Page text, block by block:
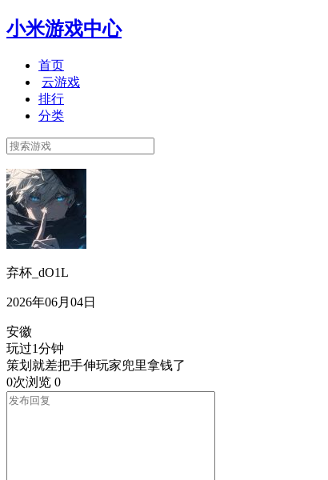
小米游戏中心
首页
云游戏
排行
分类
弃杯_dO1L
2026年06月04日
安徽
玩过1分钟
策划就差把手伸玩家兜里拿钱了
0次浏览 0